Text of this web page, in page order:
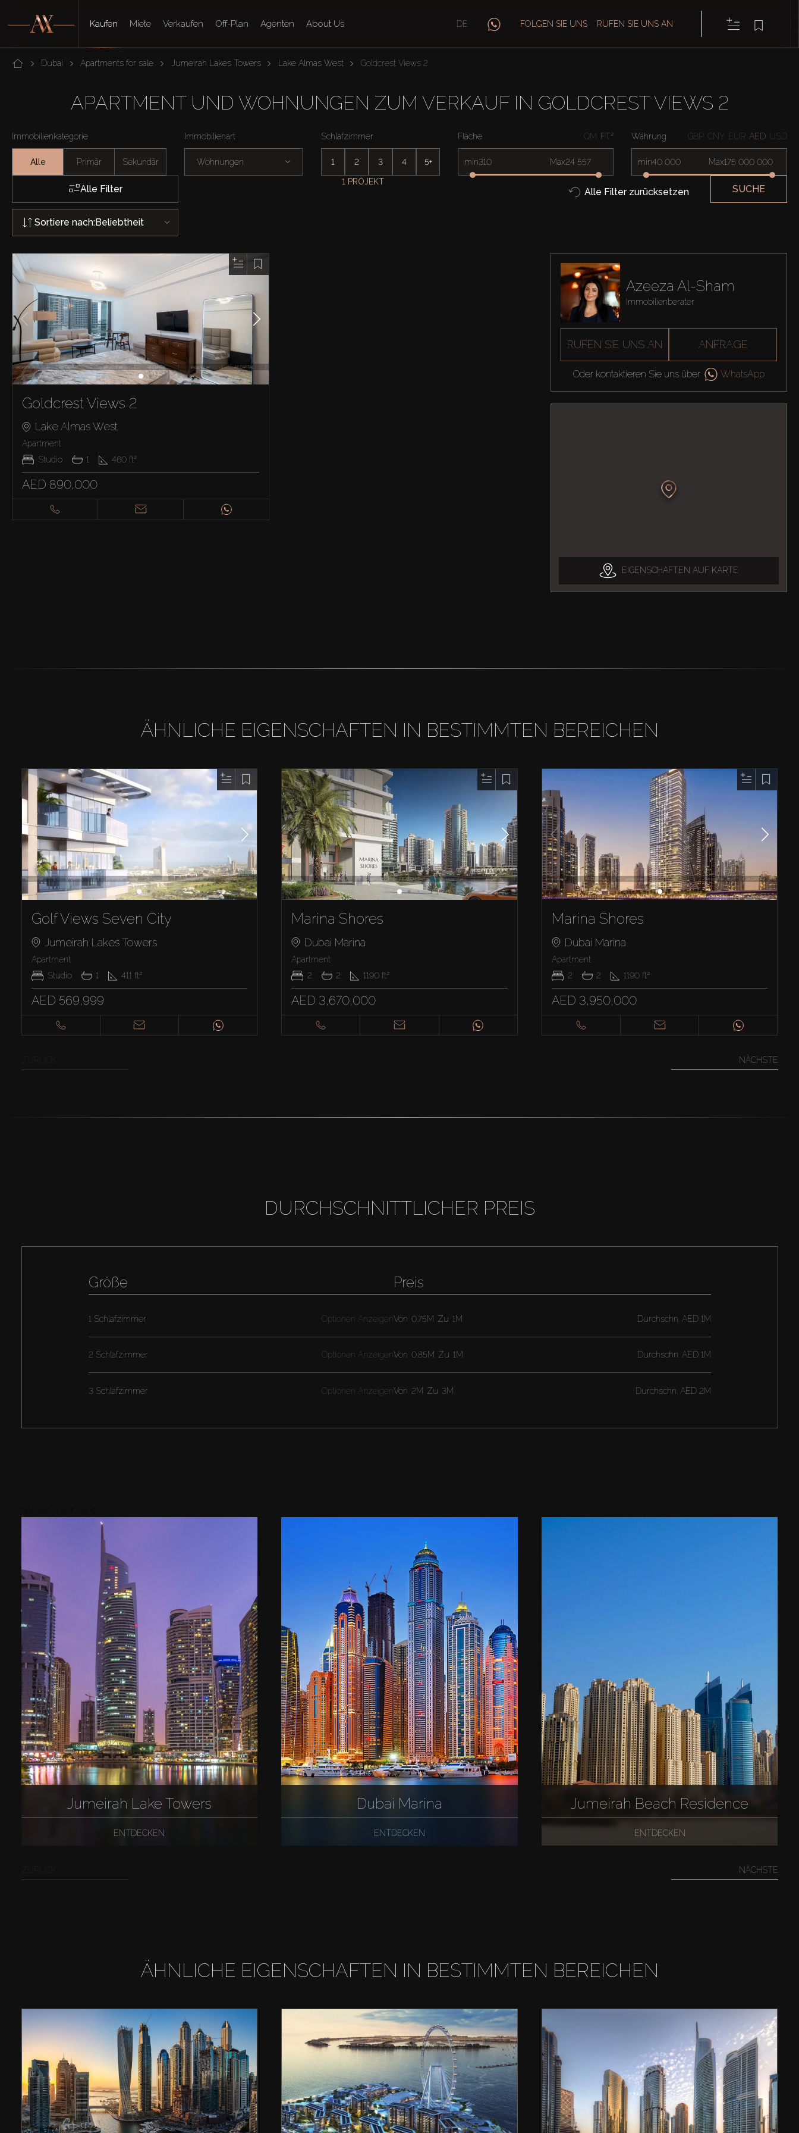
Kaufen Miete Verkaufen Off-Plan Agenten About Us DE FOLGEN SIE UNS RUFEN SIE UNS AN
Dubai Apartments for sale Jumeirah Lakes Towers Lake Almas West Goldcrest Views 2
APARTMENT UND WOHNUNGEN ZUM VERKAUF IN GOLDCREST VIEWS 2
Immobilienkategorie
Alle Primär Sekundär
Immobilienart
Wohnungen
Schlafzimmer
1 2 3 4 5+
Fläche QM FT²
min Max
Währung GBP CNY EUR AED USD
min Max
Alle Filter
1 PROJEKT
Alle Filter zurücksetzen SUCHE
Sortiere nach:Beliebtheit
Goldcrest Views 2
Lake Almas West
Apartment
Studio
1 460 ft²
AED 890,000
Azeeza Al-Sham
Immobilienberater
RUFEN SIE UNS AN ANFRAGE
Oder kontaktieren Sie uns über WhatsApp
EIGENSCHAFTEN AUF KARTE
ÄHNLICHE EIGENSCHAFTEN IN BESTIMMTEN BEREICHEN
Golf Views Seven City
Jumeirah Lakes Towers
Apartment
Studio
1 411 ft²
AED 569,999
Marina Shores
Dubai Marina
Apartment
2
2 1190ft²
AED 3,670,000
Marina Shores
Dubai Marina
Apartment
2
2 1190 ft²
AED 3,950,000
NÄCHSTE
DURCHSCHNITTLICHER PREIS
Größe
1 Schlafzimmer Optionen Anzeigen
2 Schlafzimmer Optionen Anzeigen
3 Schlafzimmer Optionen Anzeigen
Preis
Von 0.75M Zu 1M Durchschn.AED 1M
Von 0.85M Zu 1M Durchschn.AED 1M
Von 2M Zu 3M Durchschn. AED 2M
Jumeirah Lake Towers
ENTDECKEN
Dubai Marina
ENTDECKEN
Jumeirah Beach Residence
ENTDECKEN
NÄCHSTE
ÄHNLICHE EIGENSCHAFTEN IN BESTIMMTEN BEREICHEN